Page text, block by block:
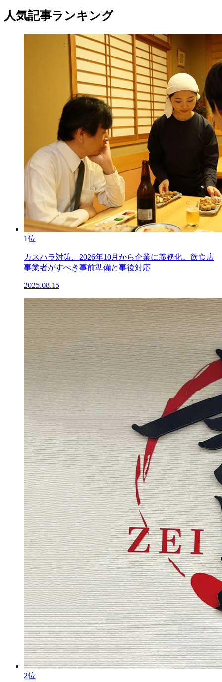
人気記事ランキング
1位
カスハラ対策、2026年10月から企業に義務化。飲食店
事業者がすべき事前準備と事後対応
2025.08.15
2位